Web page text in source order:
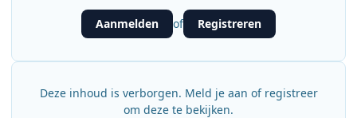
Aanmelden of Registreren
Deze inhoud is verborgen. Meld je aan of registreer
om deze te bekijken.